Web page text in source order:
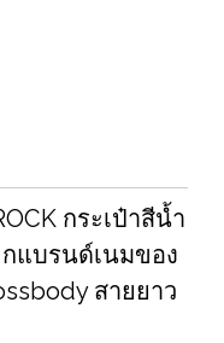
กระเป๋าสีน้ำ
แบรนด์เนมของ
สายยาว